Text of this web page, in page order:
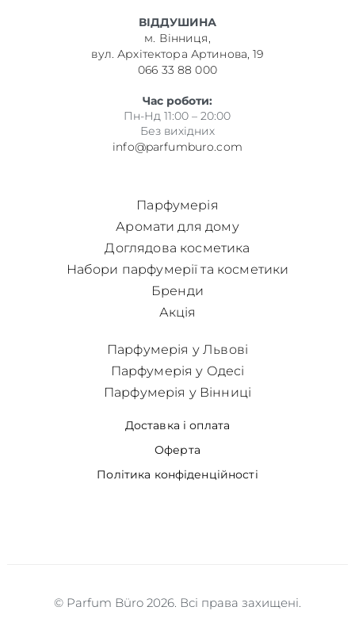
ВІДДУШИНА
м. Вінниця,
вул. Архітектора Артинова, 19
066 33 88 000
Час роботи:
Пн-Нд 11:00 – 20:00
Без вихідних
info@parfumburo.com
Парфумерія
Аромати для дому
Доглядова косметика
Набори парфумерії та косметики
Бренди
Акція
Доставка і оплата
Оферта
Політика конфіденційності
Парфумерія у Львові
Парфумерія у Одесі
Парфумерія у Вінниці
© Parfum Büro 2026. Всі права захищені.